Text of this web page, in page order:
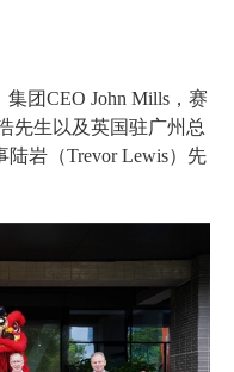
团CEO John Mills，赛
先生以及英国驻广州总
岩（Trevor Lewis）先